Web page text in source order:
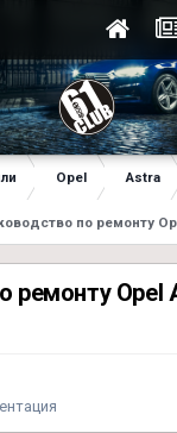
Opel Astra
по ремонту
ремонту Opel